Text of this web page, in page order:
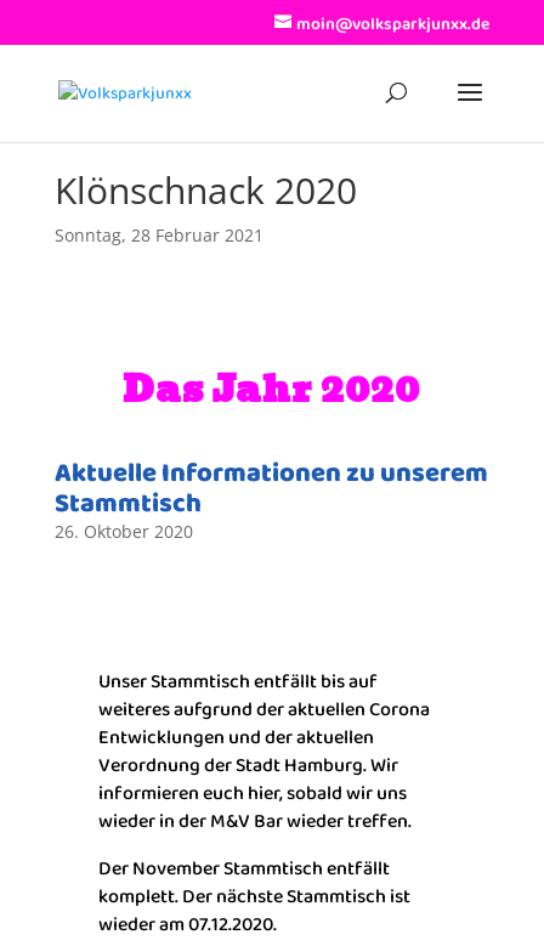
moin@volksparkjunxx.de
Klönschnack 2020
Sonntag, 28 Februar 2021
Das Jahr 2020
Aktuelle Informationen zu unserem
Stammtisch
26. Oktober 2020
Unser Stammtisch entfällt bis auf
weiteres aufgrund der aktuellen Corona
Entwicklungen und der aktuellen
Verordnung der Stadt Hamburg. Wir
informieren euch hier, sobald wir uns
wieder in der M&V Bar wieder treffen.
Der November Stammtisch entfällt
komplett. Der nächste Stammtisch ist
wieder am 07.12.2020.